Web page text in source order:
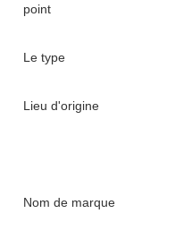
point
Le type
Lieu d'origine
Nom de marque